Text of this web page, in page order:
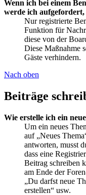
Wenn ich bei einem
werde ich
Nur registrierte
Funktion für
diese von der
Diese Maßnahme
Gäste verhindern.
Nach oben
Beiträge
Wie erstelle ich ein
Um ein neues
auf „Neues
antworten, musst
dass eine
Beitrag schreiben
am Ende der
„Du darfst neue
erstellen“ usw.